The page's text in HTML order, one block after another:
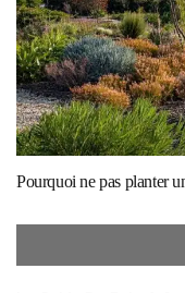
Pourquoi ne pas planter